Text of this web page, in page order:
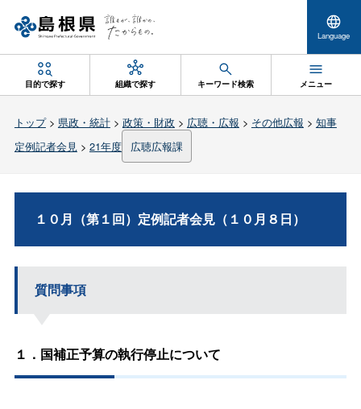
Language
目的で探す 組織で探す キーワード検索 メニュー
トップ> 県政・統計> 政策・財政 > 広聴・広報 > その他広報 > 知事
定例記者会見> 21年度 広聴広報課
１０月（第１回）定例記者会見（１０月８日）
質問事項
１．国補正予算の執行停止について